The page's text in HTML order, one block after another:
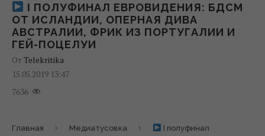
І ПОЛУФИНАЛ ЕВРОВИДЕНИЯ: БДСМ
ОТ ИСЛАНДИИ, ОПЕРНАЯ ДИВА
АВСТРАЛИИ, ФРИК ИЗ ПОРТУГАЛИИ И
ГЕЙ-ПОЦЕЛУИ
От Telekritika
15.05.2019 13:47
7636
Главная Медиатусовка
І полуфинал